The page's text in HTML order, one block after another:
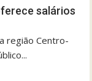
salários
região Centro-